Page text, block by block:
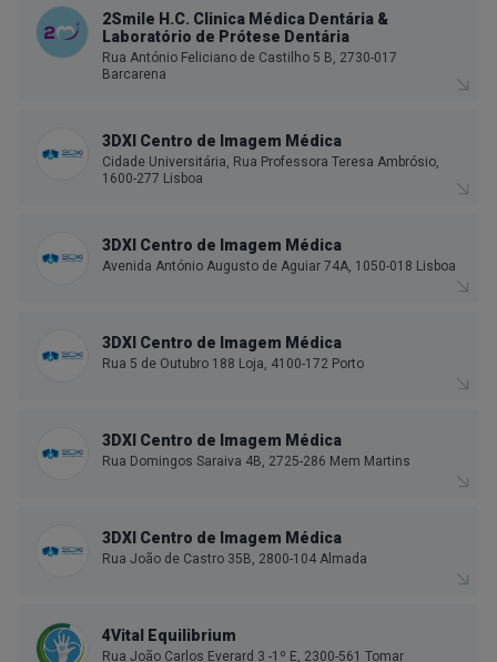
2Smile H.C. Clinica Médica Dentária &
Laboratório de Prótese Dentária
Rua António Feliciano de Castilho 5 B, 2730-017
Barcarena
3DXI Centro de Imagem Médica
Cidade Universitária, Rua Professora Teresa Ambrósio,
1600-277 Lisboa
3DXI Centro de Imagem Médica
Avenida António Augusto de Aguiar 74A, 1050-018 Lisboa
3DXI Centro de Imagem Médica
Rua 5 de Outubro 188 Loja, 4100-172 Porto
3DXI Centro de Imagem Médica
Rua Domingos Saraiva 4B, 2725-286 Mem Martins
3DXI Centro de Imagem Médica
Rua João de Castro 35B, 2800-104 Almada
4Vital Equilibrium
Rua João Carlos Everard 3 -1º E, 2300-561 Tomar